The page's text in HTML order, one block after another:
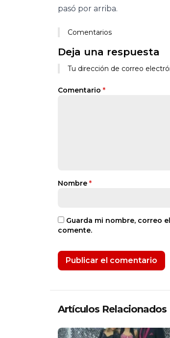
pasó por arriba.
Comentarios
Deja una respuesta
Tu dirección de correo
Comentario *
Nombre *
Guarda mi nombre, correo
comente.
Artículos Relacionados